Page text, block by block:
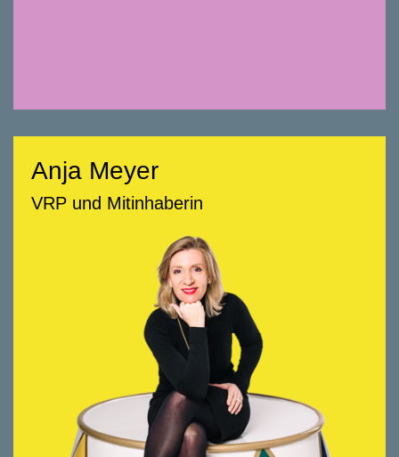
Anja Meyer
VRP und MitinhaberinVRP und Mitinhaberin
anja.meyer@smeyers.ch
Beratungsschwerpunkte
Entwicklung und Positionierung von
Definition von Produkten
Teilnahme an Wettbewerben
Konzeption für das Marketing